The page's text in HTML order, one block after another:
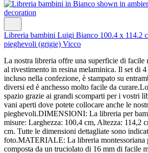
Libreria bambini Luigi Bianco 100.4 x 114.2
pieghevoli (grigie) Vicco
La nostra libreria offre una superficie di facile
al rivestimento in resina melaminica. Il set di
incluso nella confezione, è stampato su
diversi ed è anchesso molto facile da
spazio grazie ai grandi scomparti per i vostri
vani aperti dove potete collocare anche le
pieghevoli.DIMENSIONI: La libreria per
misure: Larghezza: 100,4 cm, Altezza: 114,2
cm. Tutte le dimensioni dettagliate sono
foto.MATERIALE: La libreria montessoriana
composta da un truciolato di 16 mm di facile